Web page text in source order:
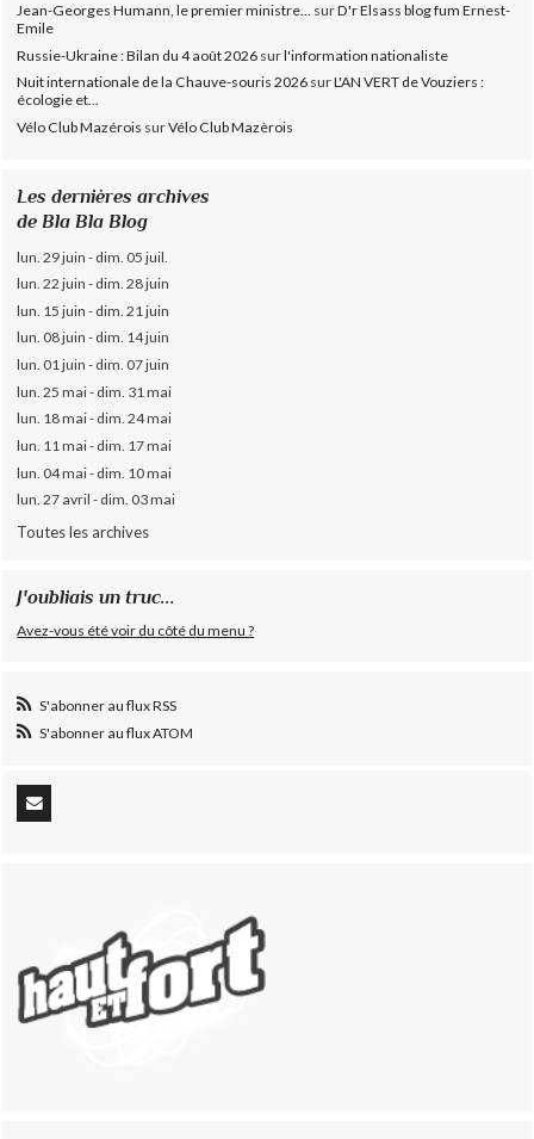
Jean-Georges Humann, le premier ministre... surD'r Elsass blog fum Ernest-
Emile
Russie-Ukraine : Bilan du 4 août 2026 surl'information nationaliste
Nuit internationale de la Chauve-souris 2026 surL'AN VERT de Vouziers :
écologie et...
Vélo Club Mazérois surVélo Club Mazèrois
Les dernières archives
de Bla Bla Blog
lun. 29 juin - dim. 05 juil.
lun. 22 juin - dim. 28 juin
lun. 15 juin - dim. 21 juin
lun. 08 juin - dim. 14 juin
lun. 01 juin - dim. 07 juin
lun. 25 mai - dim. 31 mai
lun. 18 mai - dim. 24 mai
lun. 11 mai - dim. 17 mai
lun. 04 mai - dim. 10 mai
lun. 27 avril - dim. 03 mai
Toutes les archives
J'oubliais un truc...
Avez-vous été voir du côté du menu ?
S'abonner au flux RSS
S'abonner au flux ATOM